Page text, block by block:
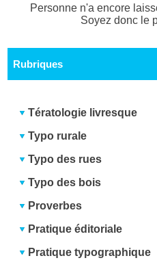
Personne n'a encore
Soyez donc le
Rubriques
Tératologie livresque
Typo rurale
Typo des rues
Typo des bois
Proverbes
Pratique éditoriale
Pratique typographique